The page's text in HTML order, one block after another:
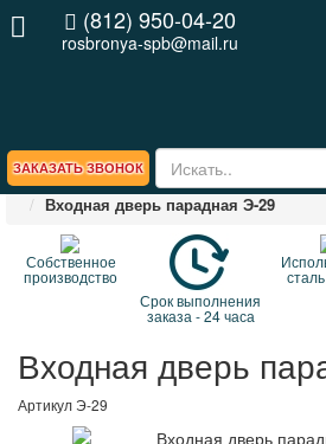
ЗАКАЗАТЬ ЗВОНОК
(812) 950-04-20
rosbronya-spb@mail.ru
Главная
ВЕСЬ КАТАЛОГ стальных
Входная дверь парадная Э-29
Собственное
производство
Срок выполнения
заказа - 24 часа
Входная дверь
АртикулЭ-29